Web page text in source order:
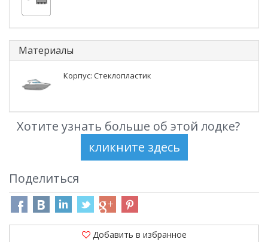
Материалы
Корпус: Стеклопластик
Хотите узнать больше об этой лодке?
Поделиться
Добавить в избранное